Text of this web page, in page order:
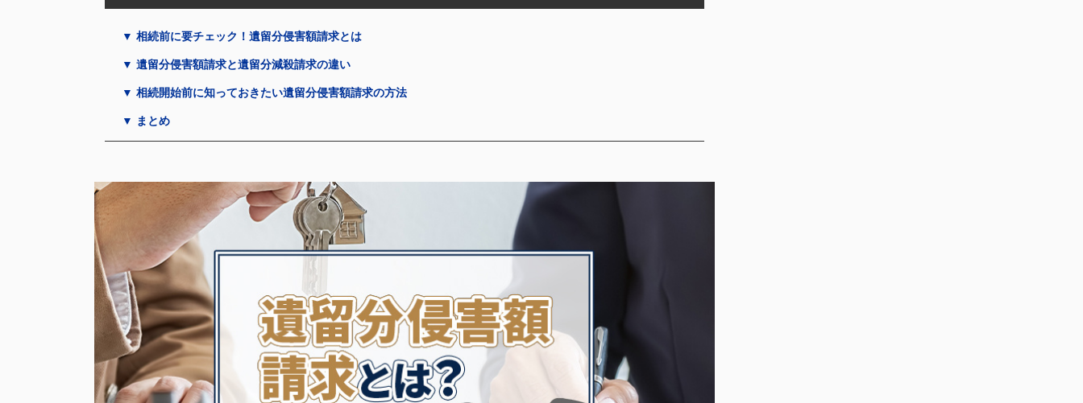
▼ 相続前に要チェック！遺留分侵害額請求とは
▼ 遺留分侵害額請求と遺留分減殺請求の違い
▼ 相続開始前に知っておきたい遺留分侵害額請求の方法
▼ まとめ